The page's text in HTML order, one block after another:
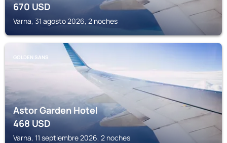
670USD
Varna, 31 agosto 2026, 2 noches
GOLDEN SANS
Astor Garden Hotel
468USD
Varna, 11 septiembre 2026, 2 noches